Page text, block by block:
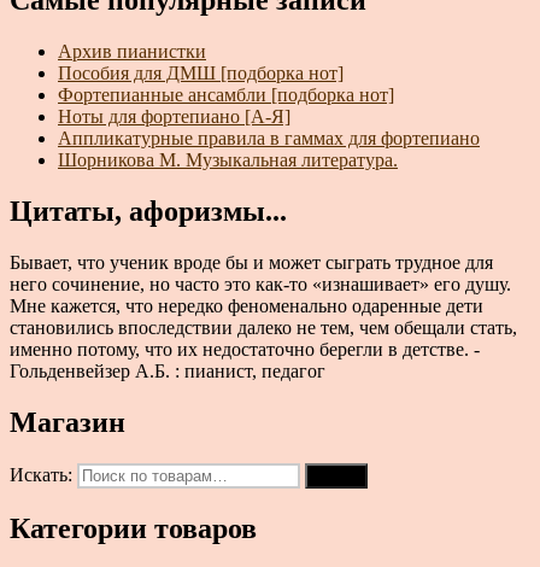
Архив пианистки
Пособия для ДМШ [подборка нот]
Фортепианные ансамбли [подборка нот]
Ноты для фортепиано [А-Я]
Аппликатурные правила в гаммах для фортепиано
Шорникова М. Музыкальная литература.
Цитаты, афоризмы...
Бывает, что ученик вроде бы и может сыграть трудное для
него сочинение, но часто это как-то «изнашивает» его душу.
Мне кажется, что нередко феноменально одаренные дети
становились впоследствии далеко не тем, чем обещали стать,
именно потому, что их недостаточно берегли в детстве. -
Гольденвейзер А.Б. : пианист, педагог
Магазин
Искать:
Категории товаров